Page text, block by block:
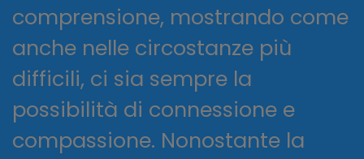
comprensione, mostrando come
anche nelle circostanze più
difficili, ci sia sempre la
possibilità di connessione e
compassione. Nonostante la